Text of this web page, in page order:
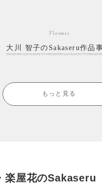
Flowers
大川 智子のSakaseru作品
もっと見る
楽屋花のSakaseru